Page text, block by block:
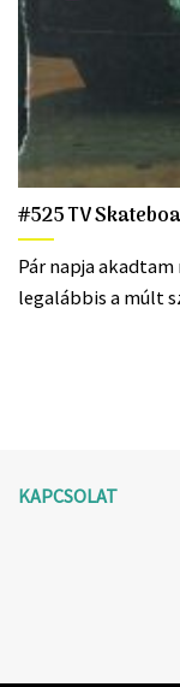
#525 TV
Pár napja akadtam
legalábbis a múlt
KAPCSOLAT